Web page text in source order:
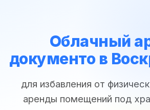
Облачный
документо в
для избавления от
аренды помещений под